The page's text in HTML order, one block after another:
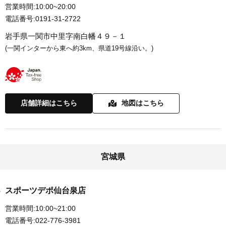
営業時間:10:00~20:00
電話番号:0191-31-2722
岩手県一関市中里字南白幡４９－１
(一関インターから東へ約3km、県道19号線沿い。)
店舗詳細はこちら 地図はこちら
宮城県
スポーツデポ仙台泉店
営業時間:10:00~21:00
電話番号:022-776-3981